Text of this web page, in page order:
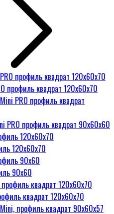
профиль квадрат 120х60х70
PRO профиль квадрат 90х60х60
120х60х70
90х60
квадрат 120х60х70